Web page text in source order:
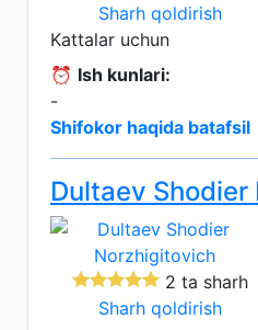
Sharh qoldirish
Kattalar uchun
⏰ Ish kunlari:
-
Shifokor haqida batafsil
Dultaev
2 ta sharh
Sharh qoldirish